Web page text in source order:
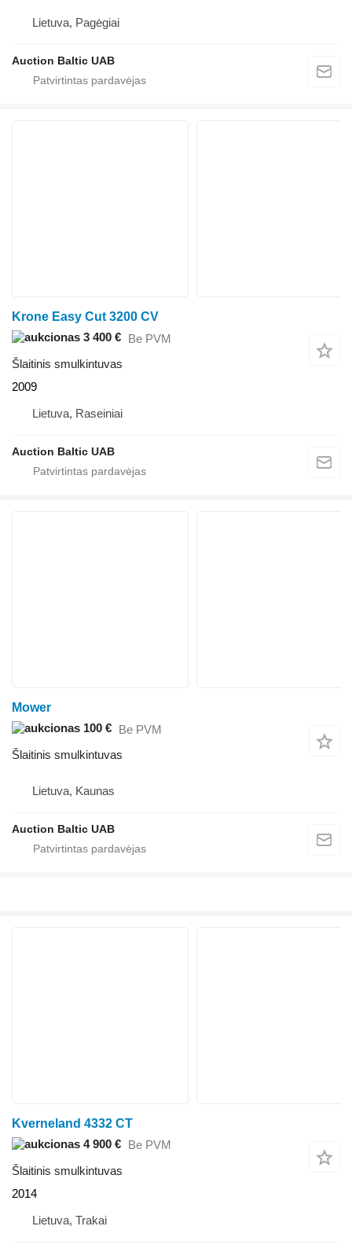
Lietuva, Pagėgiai
Auction Baltic UAB
Krone Easy Cut 3200 CV
3 400 € Be PVM
Šlaitinis smulkintuvas
2009
Lietuva, Raseiniai
Auction Baltic UAB
Mower
100 € Be PVM
Šlaitinis smulkintuvas
Lietuva, Kaunas
Auction Baltic UAB
Kverneland 4332 CT
4 900 €
Be PVM
Šlaitinis smulkintuvas
2014
Lietuva, Trakai